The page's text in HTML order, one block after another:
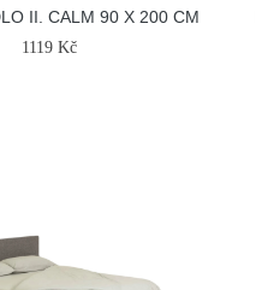
II. CALM 90 X 200 CM
1119 Kč